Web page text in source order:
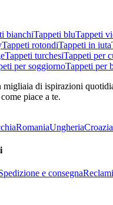
bianchiTappeti bluTappeti
Tappeti rotondiTappeti in iuta
Tappeti turchesiTappeti per
per soggiornoTappeti per
di ispirazioni
piace a te.
RomaniaUngheriaCroazia
e consegna